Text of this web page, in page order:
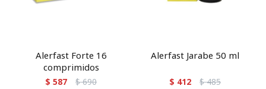
Alerfast Forte 16
comprimidos
$ 587 $ 690
Alerfast Jarabe 50 ml
$ 412 $ 485